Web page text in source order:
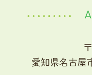
愛知県名古屋